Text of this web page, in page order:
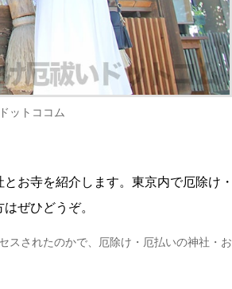
ットココム
お寺を紹介します。東京内で厄除け・
ぜひどうぞ。
スされたのかで、厄除け・厄払いの神社・お